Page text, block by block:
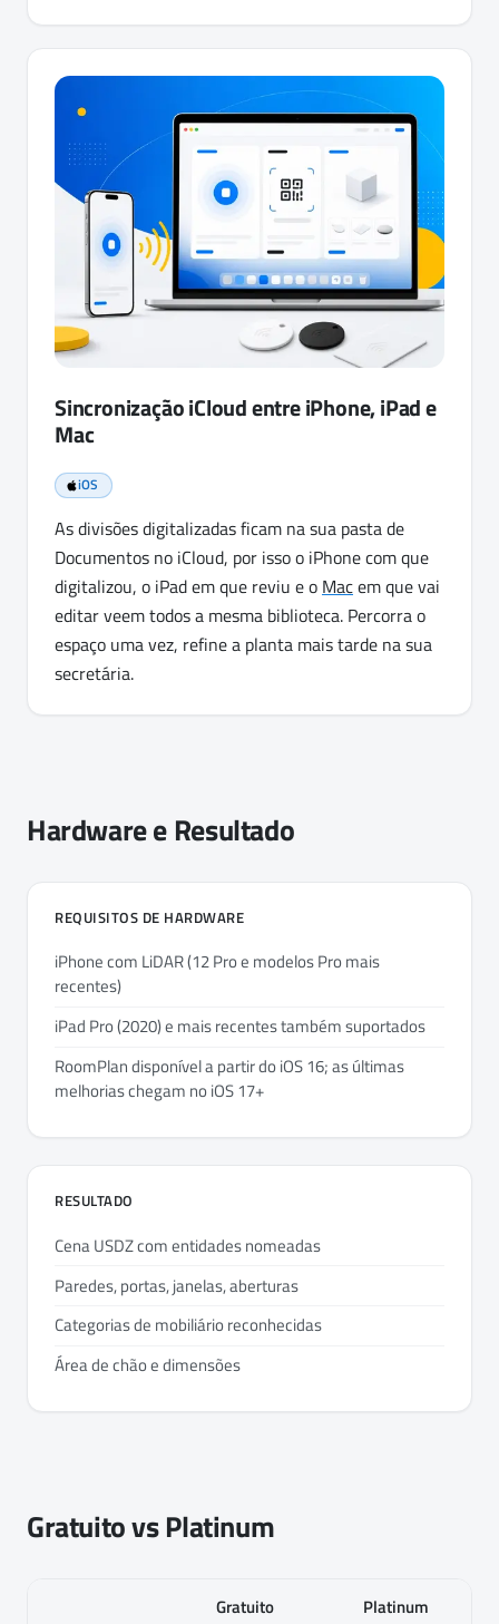
Sincronização iCloud entre iPhone, iPad e
Mac
iOS
As divisões digitalizadas ficam na sua pasta de
Documentos no iCloud, por isso o iPhone com que
digitalizou, o iPad em que reviu e o Macem que vai
editar veem todos a mesma biblioteca. Percorra o
espaço uma vez, refine a planta mais tarde na sua
secretária.
Hardware e Resultado
REQUISITOS DE HARDWARE
iPhone com LiDAR (12 Pro e modelos Pro mais
recentes)
iPad Pro (2020) e mais recentes também suportados
RoomPlan disponível a partir do iOS 16; as últimas
melhorias chegam no iOS 17+
RESULTADO
Cena USDZ com entidades nomeadas
Paredes, portas, janelas, aberturas
Categorias de mobiliário reconhecidas
Área de chão e dimensões
Gratuito vs Platinum
Gratuito Platinum